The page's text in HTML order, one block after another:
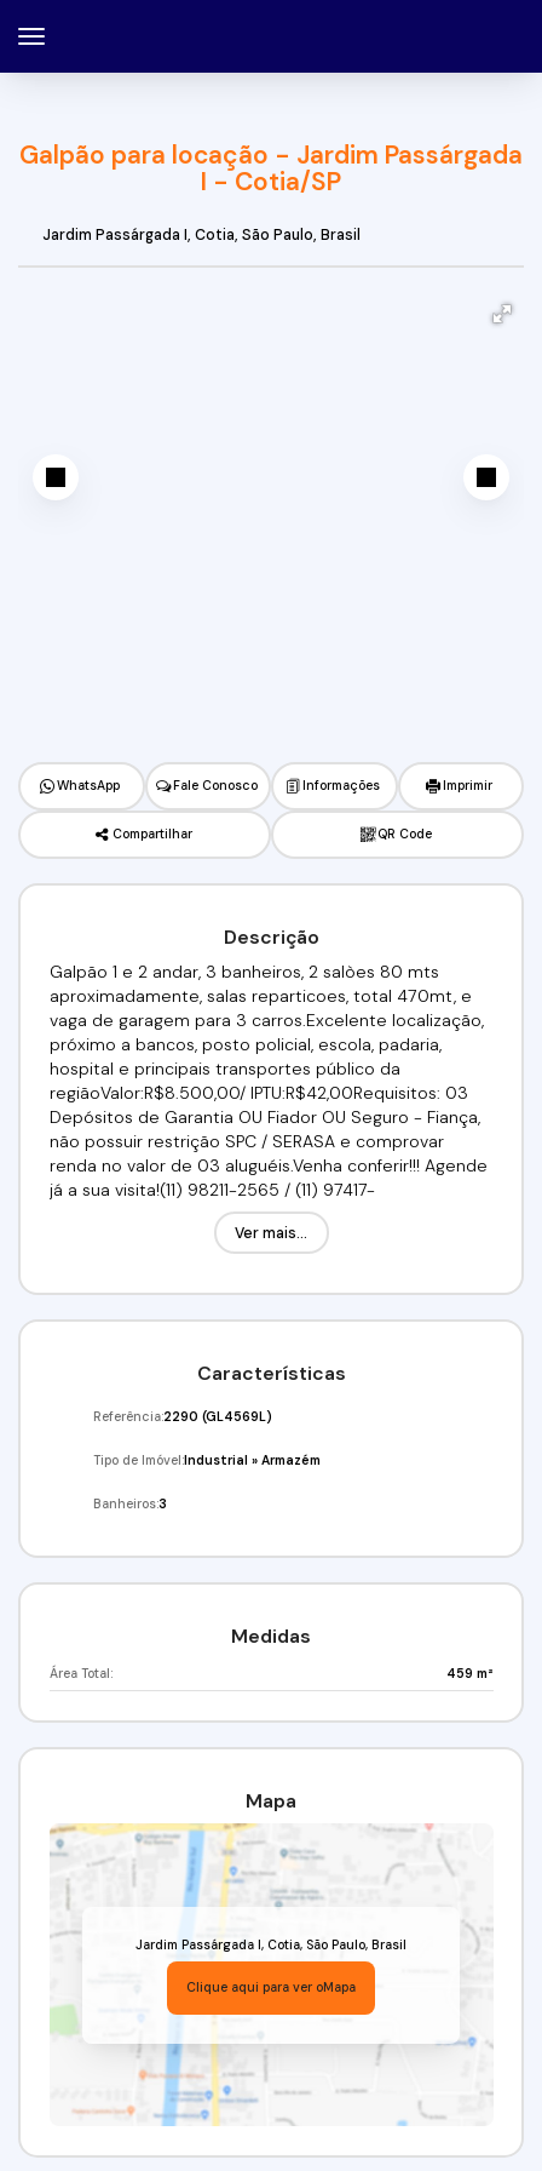
Galpão para locação - Jardim Passárgada
I - Cotia/SP
Jardim Passárgada I, Cotia, São Paulo, Brasil
WhatsApp Fale Conosco Informações Imprimir
Compartilhar QR Code
Descrição
Galpão 1 e 2 andar, 3 banheiros, 2 salòes 80 mts
aproximadamente, salas reparticoes, total 470mt, e
vaga de garagem para 3 carros.Excelente localização,
próximo a bancos, posto policial, escola, padaria,
hospital e principais transportes público da
regiãoValor:R$8.500,00/ IPTU:R$42,00Requisitos: 03
Depósitos de Garantia OU Fiador OU Seguro - Fiança,
não possuir restrição SPC / SERASA e comprovar
renda no valor de 03 aluguéis.Venha conferir!!! Agende
já a sua visita!(11) 98211-2565 / (11) 97417-
8061Imobiliária Alfa Negócios.CRECI: 34.726-J
Ver mais...
Características
Referência:2290 (GL4569L)
Tipo de Imóvel:Industrial »Armazém
Banheiros:3
Medidas
Área Total: 459 m²
Mapa
Jardim Passárgada I, Cotia, São Paulo, Brasil
Clique aqui para ver oMapa